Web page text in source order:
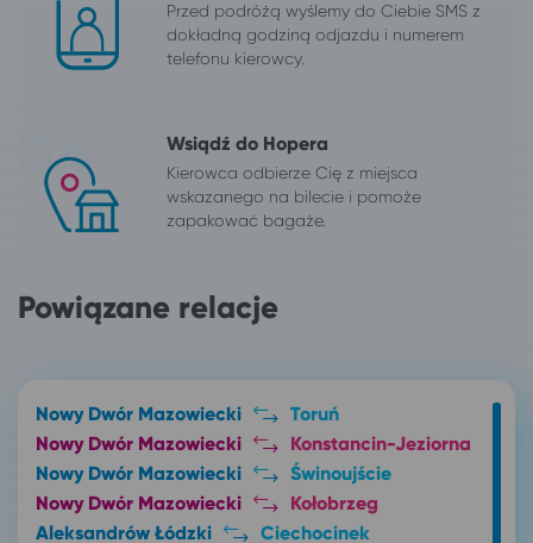
Przed podróżą wyślemy do Ciebie SMS z
dokładną godziną odjazdu i numerem
telefonu kierowcy.
Wsiądź do Hopera
Kierowca odbierze Cię z miejsca
wskazanego na bilecie i pomoże
zapakować bagaże.
Powiązane relacje
Nowy Dwór Mazowiecki
Toruń
Nowy Dwór Mazowiecki
Konstancin-Jeziorna
Nowy Dwór Mazowiecki
Świnoujście
Nowy Dwór Mazowiecki
Kołobrzeg
Aleksandrów Łódzki
Ciechocinek